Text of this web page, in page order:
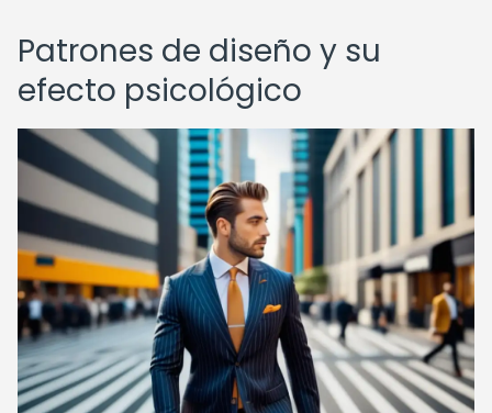
Patrones de diseño y su
efecto psicológico